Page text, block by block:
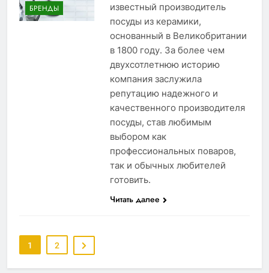
БРЕНДЫ
известный производитель
посуды из керамики,
основанный в Великобритании
в 1800 году. За более чем
двухсотлетнюю историю
компания заслужила
репутацию надежного и
качественного производителя
посуды, став любимым
выбором как
профессиональных поваров,
так и обычных любителей
готовить.
Читать далее
1 2